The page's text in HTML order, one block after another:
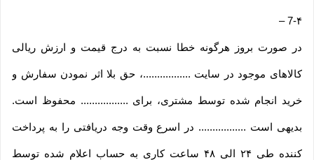
7-۴–
در صورت بروز هرگونه خطا نسبت به درج قیمت و ارزش ریالی
کالاهای موجود در سایت .................، حق بلا اثر نمودن سفارش و
خرید انجام شده توسط مشتری، برای ................. محفوظ است.
بدیهی است ................. در اسرع وقت وجه دریافتی را به پرداخت
کننده طی ۲۴ الی ۴۸ ساعت کاری به حساب اعلام شده توسط